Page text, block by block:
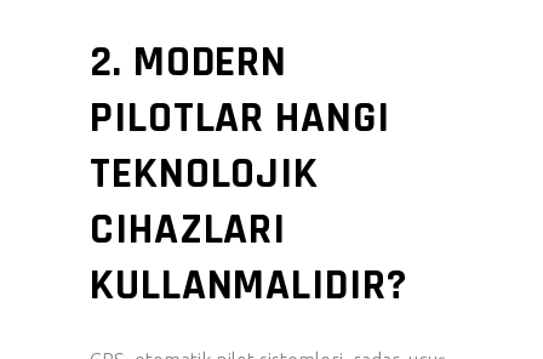
2. MODERN
PILOTLAR HANGI
TEKNOLOJIK
CIHAZLARI
KULLANMALIDIR?